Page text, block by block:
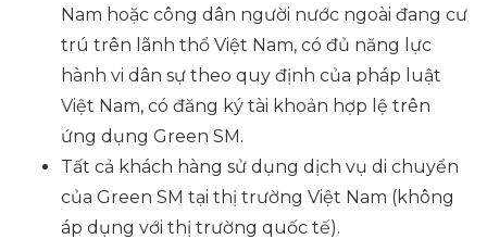
Nam hoặc công dân người nước ngoài đang cư
trú trên lãnh thổ Việt Nam, có đủ năng lực
hành vi dân sự theo quy định của pháp luật
Việt Nam, có đăng ký tài khoản hợp lệ trên
ứng dụng Green SM.
Tất cả khách hàng sử dụng dịch vụ di chuyển
của Green SM tại thị trường Việt Nam (không
áp dụng với thị trường quốc tế).